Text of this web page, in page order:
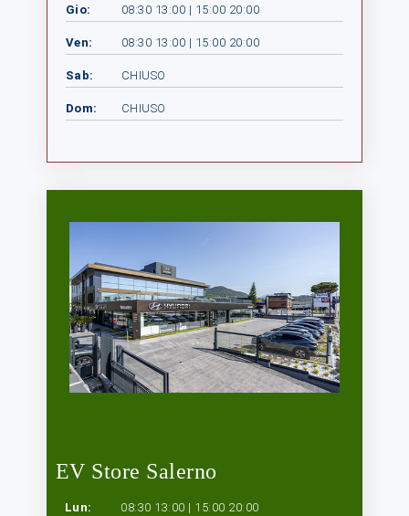
Gio: 08:30 13:00 | 15:00 20:00
Ven: 08:30 13:00 | 15:00 20:00
Sab: CHIUSO
Dom: CHIUSO
EV Store Salerno
Lun: 08:30 13:00 | 15:00 20:00